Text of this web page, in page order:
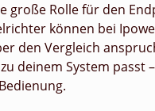
Rolle für den
können bei
den Vergleich
deinem System